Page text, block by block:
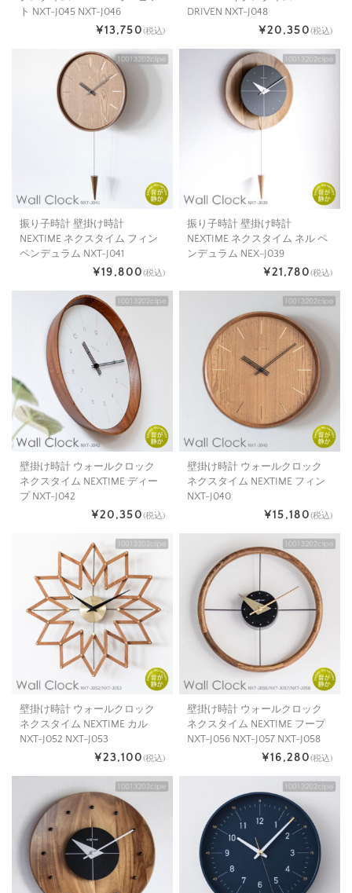
ト NXT-J045 NXT-J046
¥13,750(税込)
DRIVEN NXT-J048
¥20,350(税込)
振り子時計 壁掛け時計
NEXTIME ネクスタイム フィン
ペンデュラム NXT-J041
¥19,800(税込)
振り子時計 壁掛け時計
NEXTIME ネクスタイム ネル ペ
ンデュラム NEX-J039
¥21,780(税込)
壁掛け時計 ウォールクロック
ネクスタイム NEXTIME ディー
プ NXT-J042
¥20,350(税込)
壁掛け時計 ウォールクロック
ネクスタイム NEXTIME フィン
NXT-J040
¥15,180(税込)
壁掛け時計 ウォールクロック
ネクスタイム NEXTIME カル
NXT-J052 NXT-J053
¥23,100(税込)
壁掛け時計 ウォールクロック
ネクスタイム NEXTIME フープ
NXT-J056 NXT-J057 NXT-J058
¥16,280(税込)